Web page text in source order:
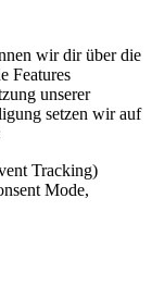
wir dir über die
Features
unserer
setzen wir auf
Tracking)
Mode,